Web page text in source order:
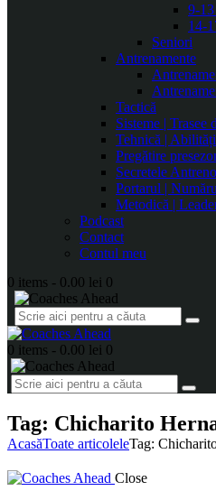
9-
14-
Seniori
Antrenamente
Tactică
Sisteme | Trasee
Tehnică |
Pregătire
Secretele
Portarul |
Metodică |
Podcast
Contact
Contul meu
0 items - 0.00 lei 0
0 items - 0.00 lei 0
Tag: Chicharito
AcasăToate articoleleTag:
Close